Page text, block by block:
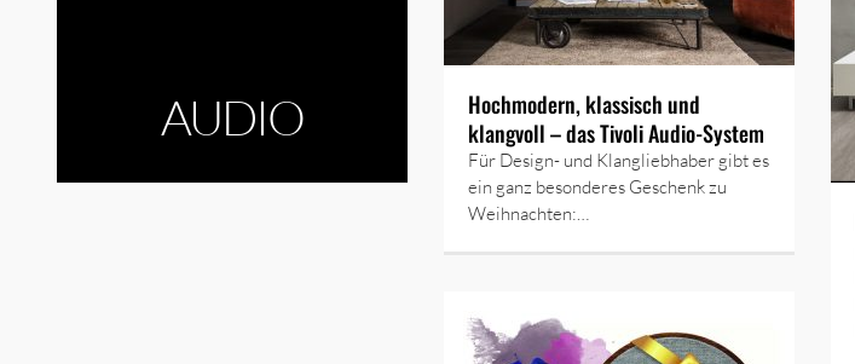
AUDIO
Hochmodern, klassisch und
klangvoll – das Tivoli Audio-System
Für Design- und Klangliebhaber gibt es
ein ganz besonderes Geschenk zu
Weihnachten:…